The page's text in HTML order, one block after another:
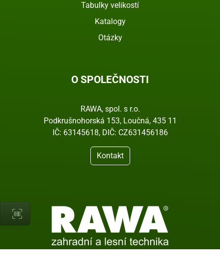
Tabulky velikostí
Katalogy
Otázky
O SPOLEČNOSTI
RAWA, spol. s r.o.
Podkrušnohorská 153, Loučná, 435 11
IČ: 63145618, DIČ: CZ631456186
Kontakt